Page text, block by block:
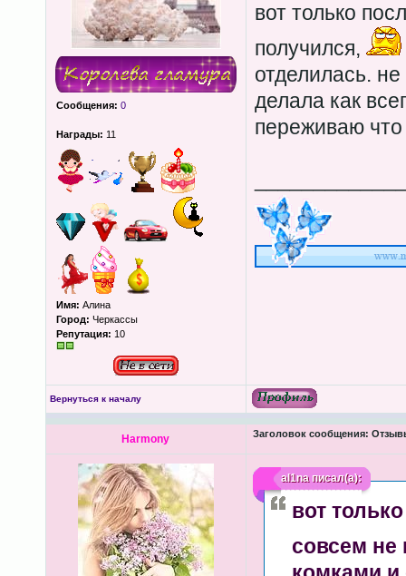
Сообщения: 0
Награды: 11
Имя: Алина
Город: Черкассы
Репутация: 10
вот только
получился,
отделилась.
делала как
переживаю что
Вернуться к началу
Harmony Заголовок сообщения:
al1naписал(а):
вот
совсем не